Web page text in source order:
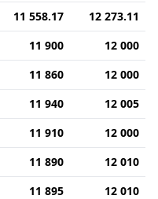
11 558.17
12 273.11
11 900
12 000
11 860
12 000
11 940
12 005
11 910
12 000
11 890
12 010
11 895
12 010